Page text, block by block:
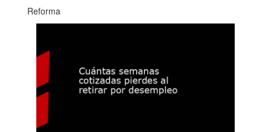
Reforma